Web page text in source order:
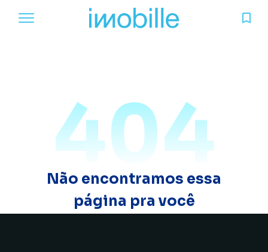
404
Não encontramos essa
página pra você